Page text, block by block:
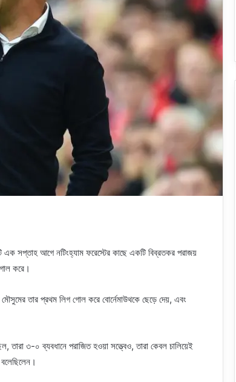
এক সপ্তাহ আগে নটিংহ্যাম ফরেস্টের কাছে একটি বিব্রতকর পরাজয়
করে।
তার প্রথম লিগ গোল করে বোর্নেমাউথকে ছেড়ে দেয়, এবং
৩-০ ব্যবধানে পরাজিত হওয়া সত্ত্বেও, তারা কেবল চালিয়েই